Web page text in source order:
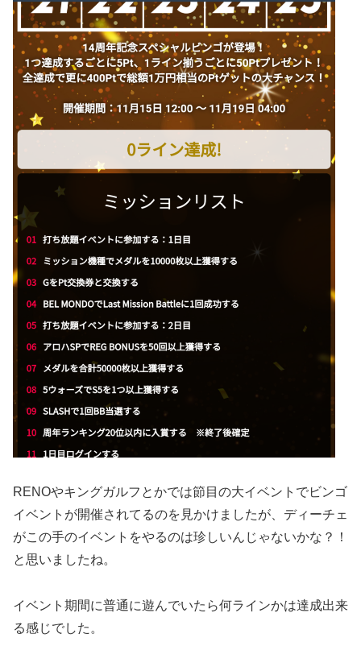
RENOやキングガルフとかでは節目の大イベントでビンゴ
イベントが開催されてるのを見かけましたが、ディーチェ
がこの手のイベントをやるのは珍しいんじゃないかな？！
と思いましたね。
イベント期間に普通に遊んでいたら何ラインかは達成出来
る感じでした。